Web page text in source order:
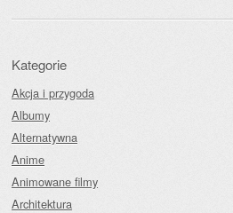
Kategorie
Akcja i przygoda
Albumy
Alternatywna
Anime
Animowane filmy
Architektura